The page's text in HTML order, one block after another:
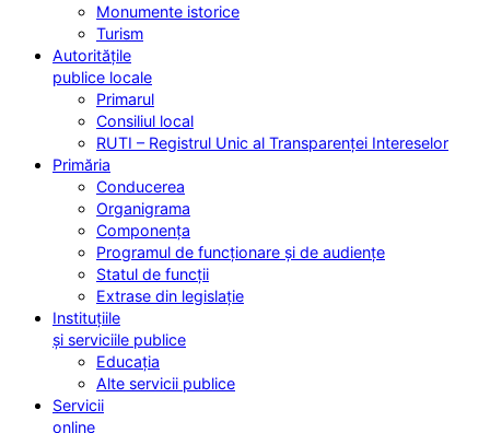
Monumente istorice
Turism
Autoritățile
publice locale
Primarul
Consiliul local
RUTI – Registrul Unic al Transparenței Intereselor
Primăria
Conducerea
Organigrama
Componența
Programul de funcționare și de audiențe
Statul de funcții
Extrase din legislație
Instituțiile
și serviciile publice
Educația
Alte servicii publice
Servicii
online